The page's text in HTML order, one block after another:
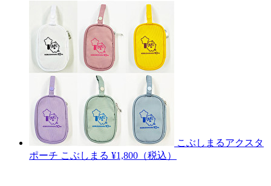
こぶしまるアクスタ
ポーチ こぶしまる ¥1,800（税込）